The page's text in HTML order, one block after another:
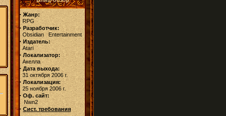
· Жанр:
RPG
· Разработчик:
Obsidian Entertainment
· Издатель:
Atari
· Локализатор:
Акелла
· Дата выхода:
31 октября 2006 г.
· Локализация:
25 ноября 2006 г.
· Оф. сайт:
Nwn2
· Сист. требования